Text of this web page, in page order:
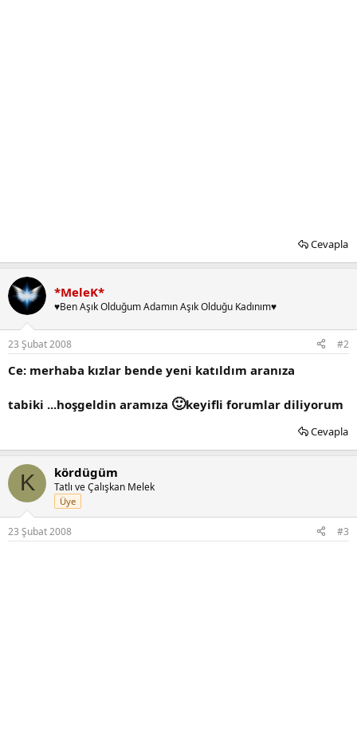
Cevapla
*MeleK*
♥Ben Aşık Olduğum Adamın Aşık Olduğu Kadınım♥
23 Şubat 2008 #2
Ce: merhaba kızlar bende yeni katıldım aranıza
tabiki ...hoşgeldin aramıza 🙂keyifli forumlar diliyorum
Cevapla
K kördügüm
Tatlı ve Çalışkan Melek
Üye
23 Şubat 2008 #3